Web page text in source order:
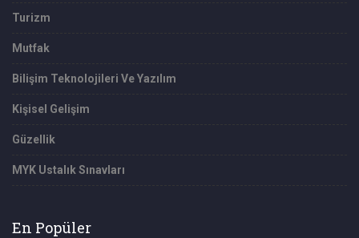
Turizm
Mutfak
Bilişim Teknolojileri Ve Yazılım
Kişisel Gelişim
Güzellik
MYK Ustalık Sınavları
En Popüler